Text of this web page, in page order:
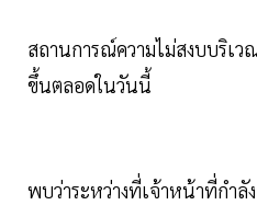
สถานการณ์ความไม่สงบบริเ
ขึ้นตลอดในวันนี้
พบว่าระหว่างที่เจ้าหน้าที่กำลั